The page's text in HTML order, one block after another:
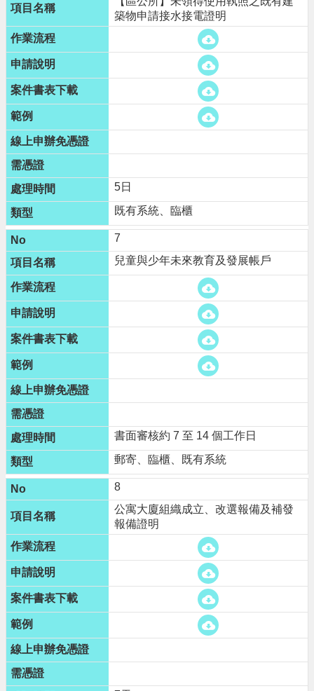
告
網
安
全
政
策
築物申請接水接電證明
5日
既有系統、臨櫃
7
兒童與少年未來教育及發展帳戶
書面審核約 7 至 14 個工作日
郵寄、臨櫃、既有系統
8
公寓大廈組織成立、改選報備及補發
報備證明